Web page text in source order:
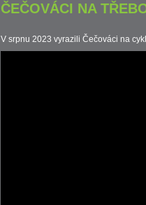
ČEČOVÁCI NA
V srpnu 2023 vyrazili Čečováci na